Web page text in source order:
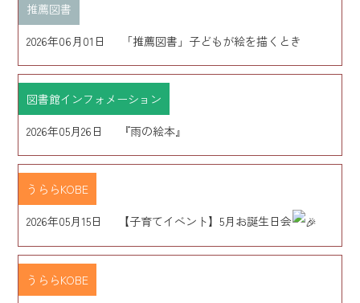
推薦図書
2026年06月01日
「推薦図書」子どもが絵を描くとき
図書館インフォメーション
2026年05月26日
『雨の絵本』
うららKOBE
2026年05月15日
【子育てイベント】5月お誕生日会
うららKOBE